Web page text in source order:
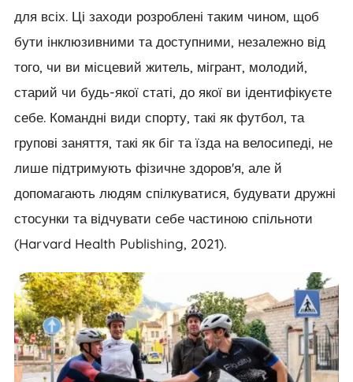
для всіх. Ці заходи розроблені таким чином, щоб
бути інклюзивними та доступними, незалежно від
того, чи ви місцевий житель, мігрант, молодий,
старий чи будь-якої статі, до якої ви ідентифікуєте
себе. Командні види спорту, такі як футбол, та
групові заняття, такі як біг та їзда на велосипеді, не
лише підтримують фізичне здоров'я, але й
допомагають людям спілкуватися, будувати дружні
стосунки та відчувати себе частиною спільноти
(Harvard Health Publishing, 2021).